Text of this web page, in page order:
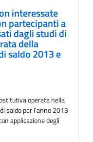
interessate
partecipanti a
dagli studi di
della
saldo 2013 e
operata nella
saldo per l'anno 2013
applicazione degli